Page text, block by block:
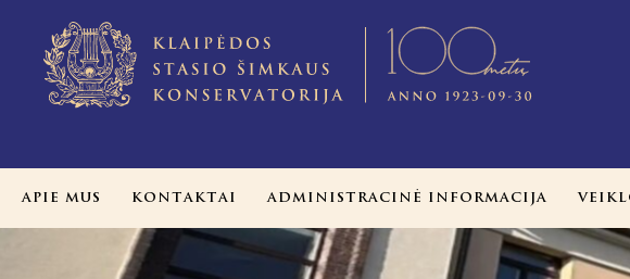
APIE MUS KONTAKTAI ADMINISTRACINĖ INFORMACIJA